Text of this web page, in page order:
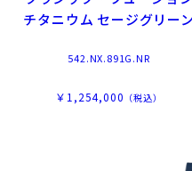
チタニウム セージグリーン
542.NX.891G.NR
￥1,254,000 （税込）